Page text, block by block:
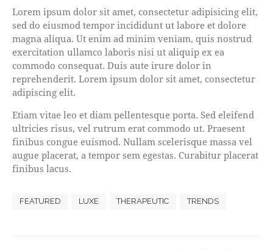
Lorem ipsum dolor sit amet, consectetur adipisicing elit,
sed do eiusmod tempor incididunt ut labore et dolore
magna aliqua. Ut enim ad minim veniam, quis nostrud
exercitation ullamco laboris nisi ut aliquip ex ea
commodo consequat. Duis aute irure dolor in
reprehenderit. Lorem ipsum dolor sit amet, consectetur
adipiscing elit.
Etiam vitae leo et diam pellentesque porta. Sed eleifend
ultricies risus, vel rutrum erat commodo ut. Praesent
finibus congue euismod. Nullam scelerisque massa vel
augue placerat, a tempor sem egestas. Curabitur placerat
finibus lacus.
FEATURED LUXE THERAPEUTIC TRENDS